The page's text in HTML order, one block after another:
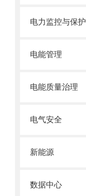
电力监控与保护
电能管理
电能质量治理
电气安全
新能源
数据中心